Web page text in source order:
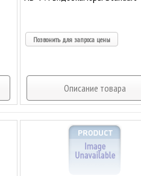
Позвонить для запроса цены
Описание товара